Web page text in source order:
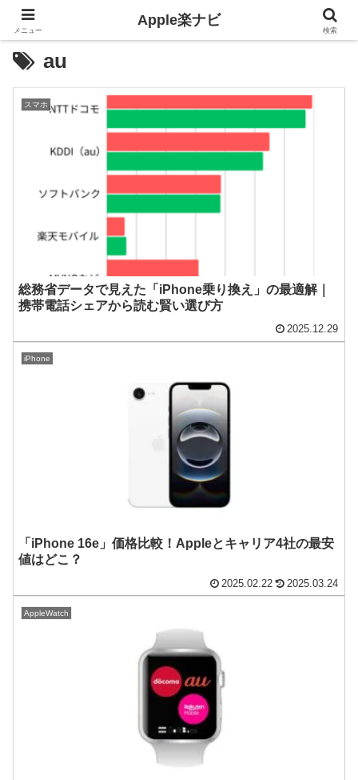
au
スマホ
総務省データで見えた「iPhone乗り換え」の最適解｜
携帯電話シェアから読む賢い選び方
2025.12.29
iPhone
「iPhone 16e」価格比較！Appleとキャリア4社の最安
値はどこ？
2025.02.22 2025.03.24
AppleWatch
メニュー
Apple楽ナビ
検索